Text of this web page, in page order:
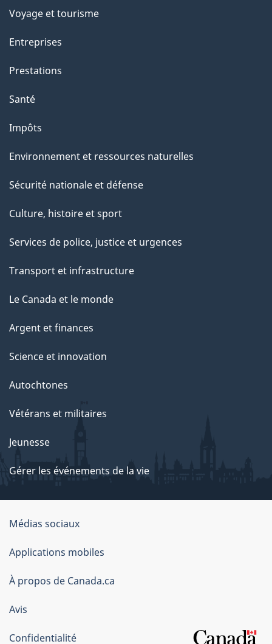
Voyage et tourisme
Entreprises
Prestations
Santé
Impôts
Environnement et ressources naturelles
Sécurité nationale et défense
Culture, histoire et sport
Services de police, justice et urgences
Transport et infrastructure
Le Canada et le monde
Argent et finances
Science et innovation
Autochtones
Vétérans et militaires
Jeunesse
Gérer les événements de la vie
Organisation
du
gouvernement
du
Canada
Médias sociaux
Applications mobiles
À propos de Canada.ca
Avis
Confidentialité